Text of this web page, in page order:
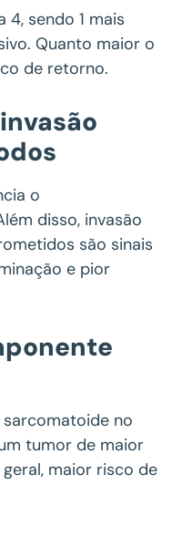
4, sendo 1 mais
Quanto maior o
de retorno.
o
disso, invasão
são sinais
e pior
no
tumor de maior
maior risco de